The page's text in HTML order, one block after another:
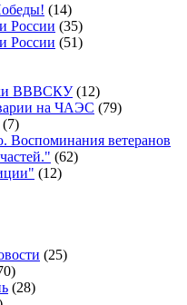
(14)
России (35)
России (51)
ВВВСКУ(12)
на ЧАЭС (79)
(7)
Воспоминания ветеранов
(62)
(12)
(25)
(28)